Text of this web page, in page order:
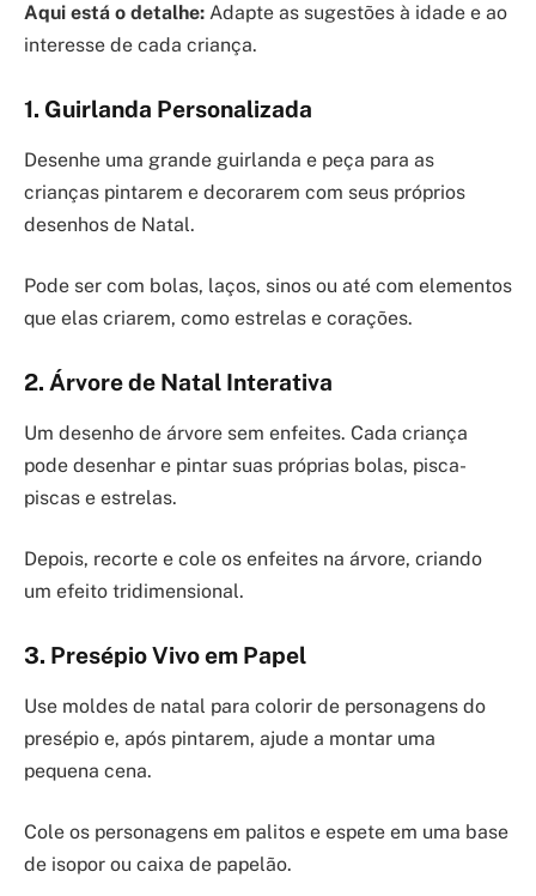
Aqui está o detalhe: Adapte as sugestões à idade e ao
interesse de cada criança.
1. Guirlanda Personalizada
Desenhe uma grande guirlanda e peça para as
crianças pintarem e decorarem com seus próprios
desenhos de Natal.
Pode ser com bolas, laços, sinos ou até com elementos
que elas criarem, como estrelas e corações.
2. Árvore de Natal Interativa
Um desenho de árvore sem enfeites. Cada criança
pode desenhar e pintar suas próprias bolas, pisca-
piscas e estrelas.
Depois, recorte e cole os enfeites na árvore, criando
um efeito tridimensional.
3. Presépio Vivo em Papel
Use moldes de natal para colorir de personagens do
presépio e, após pintarem, ajude a montar uma
pequena cena.
Cole os personagens em palitos e espete em uma base
de isopor ou caixa de papelão.